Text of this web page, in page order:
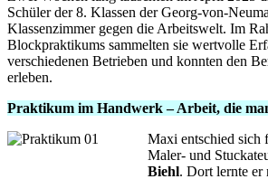
Schüler der 8. Klassen der Georg-von-
Klassenzimmer gegen die Arbeitswelt. Im
Blockpraktikums sammelten sie wertvolle
verschiedenen Betrieben und konnten den
erleben.
Praktikum im Handwerk – Arbeit, die
Maxi entschied sich
Maler- und
Biehl. Dort lernte er